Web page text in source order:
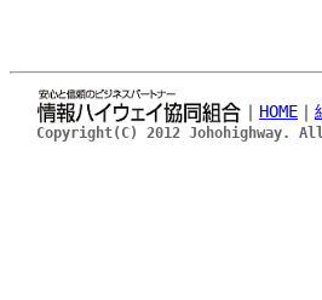
｜ HOME ｜
Copyright(C) 2012 Johohighway.